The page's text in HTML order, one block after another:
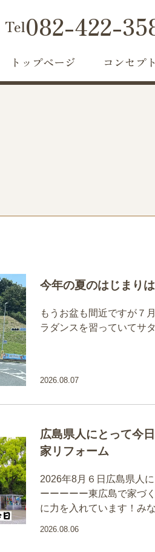
082-422-
トップページ コンセプト
今年の夏のはじまりは
もうお盆も間近ですが７
ラダンスを習っていてサ
2026.08.07
広島県人にとって
家リフォーム
2026年8月６日広島県人
ーーーーー東広島で家づ
に力を入れています！み
2026.08.06